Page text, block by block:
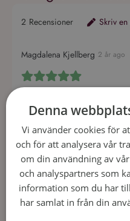
2 Recensioner Skriv
Magdalena Kjellberg 2 år ago
Jag tycker det var en bra
priset. Absolut prisvärt!
Lämna
Linn 2 år ago
Denna
Vi använder cookies för
och för att analysera vår
om din användning av
och analyspartners som
information som du har
har samlat in från din